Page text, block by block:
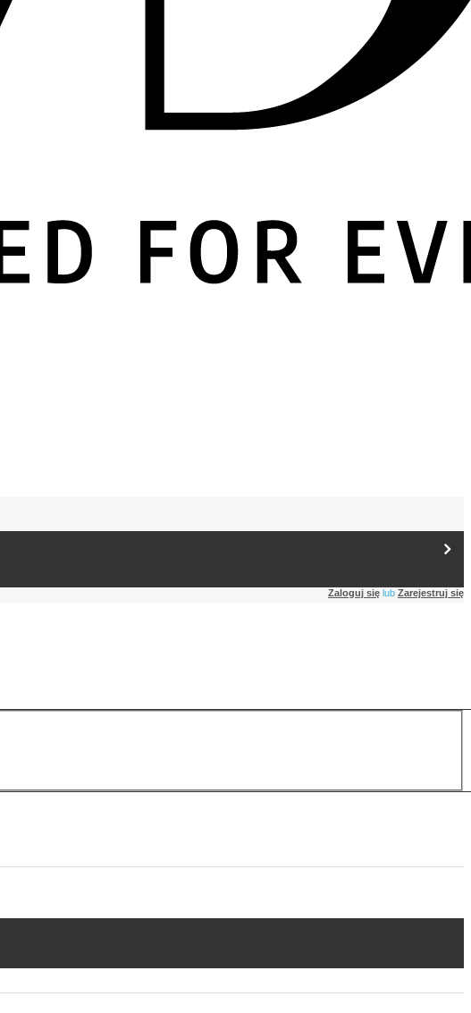
Zaloguj się lub Zarejestruj się